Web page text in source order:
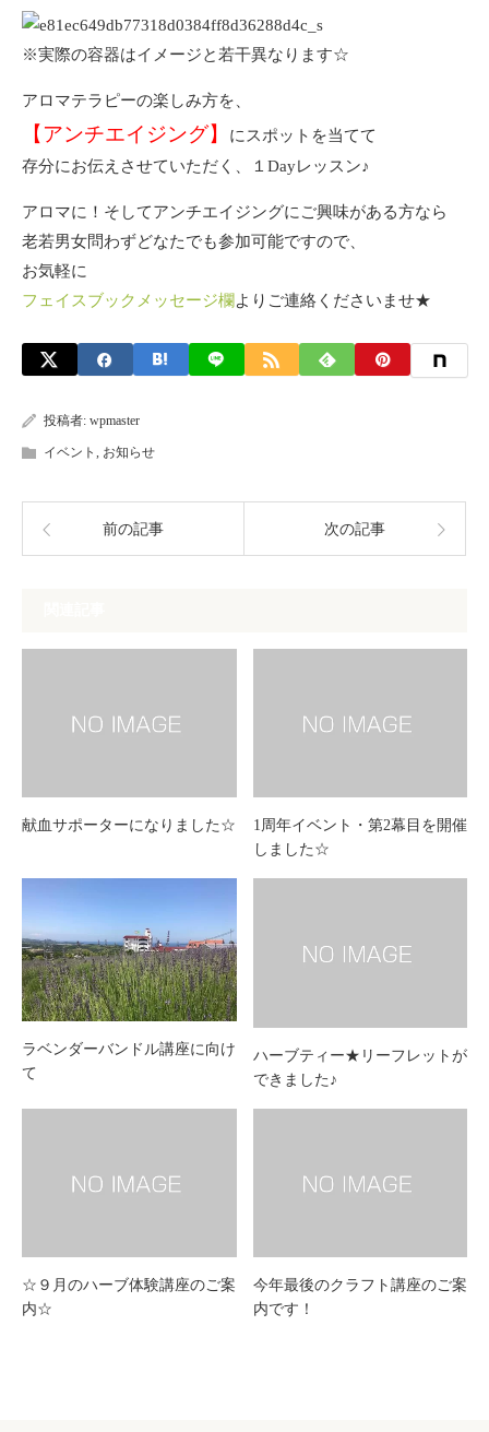
※実際の容器はイメージと若干異なります☆
アロマテラピーの楽しみ方を、
【アンチエイジング】
にスポットを当てて
存分にお伝えさせていただく、１Dayレッスン♪
アロマに！そしてアンチエイジングにご興味がある方なら
老若男女問わずどなたでも参加可能ですので、
お気軽に
フェイスブックメッセージ欄よりご連絡くださいませ★
投稿者: wpmaster
イベント , お知らせ
前の記事 次の記事
献血サポーターになりました☆
1周年イベント・第2幕目を開催
しました☆
ラベンダーバンドル講座に向け
て
ハーブティー★リーフレットが
できました♪
☆９月のハーブ体験講座のご案
内☆
今年最後のクラフト講座のご案
内です！